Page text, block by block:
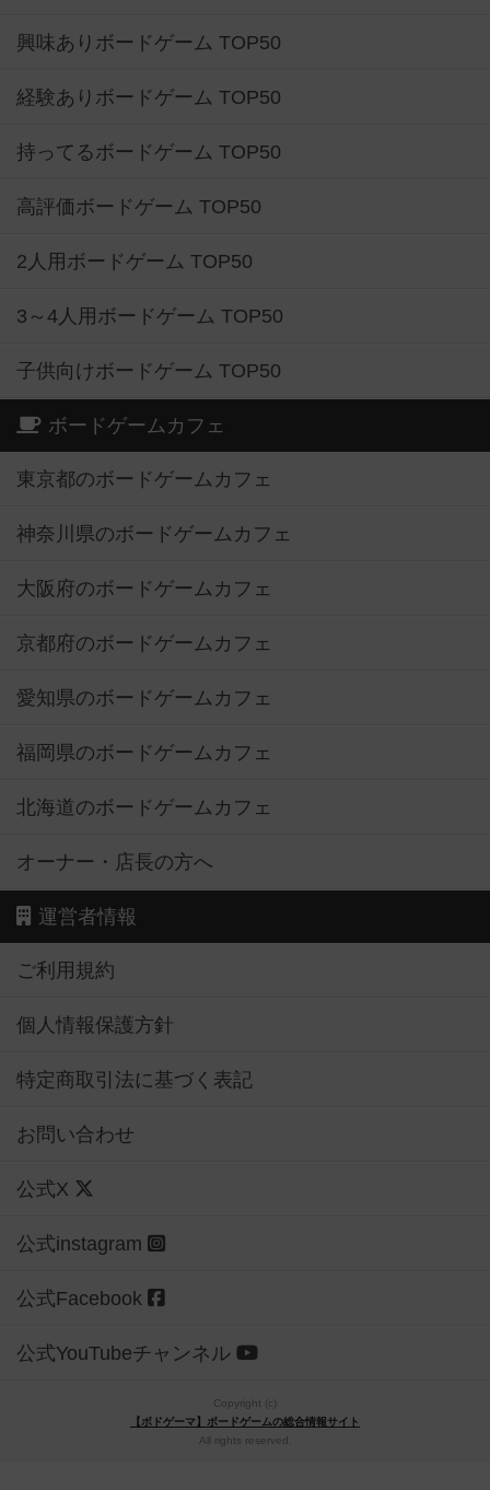
興味ありボードゲーム TOP50
経験ありボードゲーム TOP50
持ってるボードゲーム TOP50
高評価ボードゲーム TOP50
2人用ボードゲーム TOP50
3～4人用ボードゲーム TOP50
子供向けボードゲーム TOP50
ボードゲームカフェ
東京都のボードゲームカフェ
神奈川県のボードゲームカフェ
大阪府のボードゲームカフェ
京都府のボードゲームカフェ
愛知県のボードゲームカフェ
福岡県のボードゲームカフェ
北海道のボードゲームカフェ
オーナー・店長の方へ
運営者情報
ご利用規約
個人情報保護方針
特定商取引法に基づく表記
お問い合わせ
公式X
公式instagram
公式Facebook
公式YouTubeチャンネル
Copyright (c)
【ボドゲーマ】ボードゲームの総合情報サイト
All rights reserved.